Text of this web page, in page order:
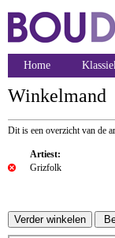
Home
Winkelmand
Dit is een overzicht van de
Artiest:
Grizfolk